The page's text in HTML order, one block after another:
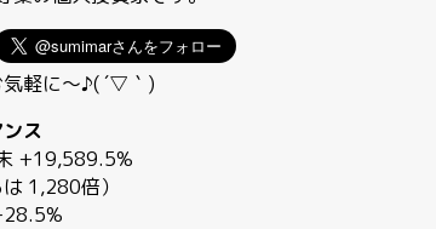
軽に〜♪( ´▽｀)
ス
+19,589.5%
は 1,280倍）